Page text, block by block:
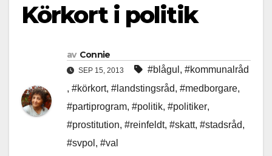
Körkort i politik
av Connie
SEP 15, 2013 #blågul , #kommunalråd
, #körkort, #landstingsråd, #medborgare,
#partiprogram, #politik, #politiker,
#prostitution, #reinfeldt, #skatt, #stadsråd,
#svpol , #val